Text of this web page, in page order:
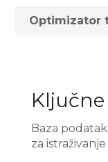
Optimizator
Baza
za